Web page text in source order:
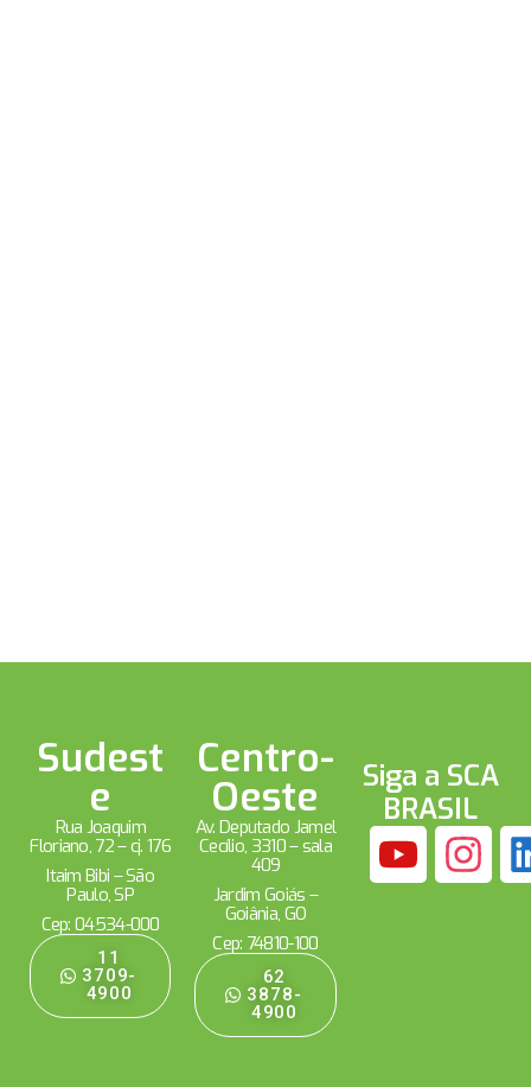
Sudest
e
Rua Joaquim
Floriano, 72 – cj. 176
Itaim Bibi – São
Paulo, SP
Cep: 04534-000
11
3709-
4900
Centro-
Oeste
Av. Deputado Jamel
Cecílio, 3310 – sala
409
Jardim Goiás –
Goiânia, GO
Cep: 74810-100
62
3878-
4900
Siga a SCA
BRASIL